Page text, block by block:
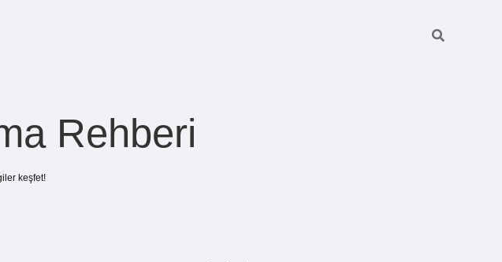
Rehberi
keşfet!